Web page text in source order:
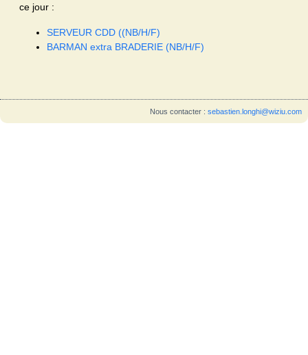
ce jour :
SERVEUR CDD ((NB/H/F)
BARMAN extra BRADERIE (NB/H/F)
Nous contacter :sebastien.longhi@wiziu.com